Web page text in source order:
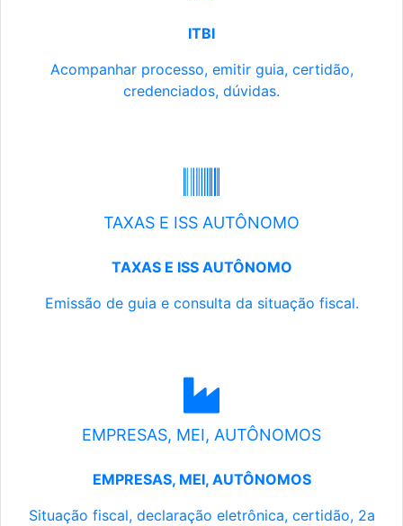
ITBI
Acompanhar processo, emitir guia, certidão,
credenciados, dúvidas.
TAXAS E ISS AUTÔNOMO
TAXAS E ISS AUTÔNOMO
Emissão de guia e consulta da situação fiscal.
EMPRESAS, MEI, AUTÔNOMOS
EMPRESAS, MEI, AUTÔNOMOS
Situação fiscal, declaração eletrônica, certidão, 2a